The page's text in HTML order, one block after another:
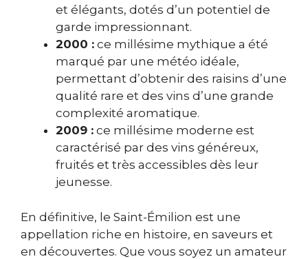
et élégants, dotés d’un potentiel de
garde impressionnant.
2000 : ce millésime mythique a été
marqué par une météo idéale,
permettant d’obtenir des raisins d’une
qualité rare et des vins d’une grande
complexité aromatique.
2009 : ce millésime moderne est
caractérisé par des vins généreux,
fruités et très accessibles dès leur
jeunesse.
En définitive, le Saint-Émilion est une
appellation riche en histoire, en saveurs et
en découvertes. Que vous soyez un amateur